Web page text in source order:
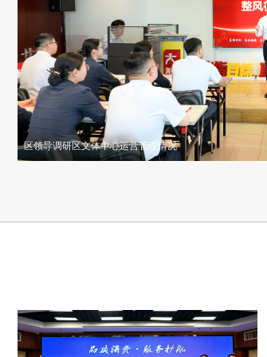
区领导调研区文体中心运营管理情况